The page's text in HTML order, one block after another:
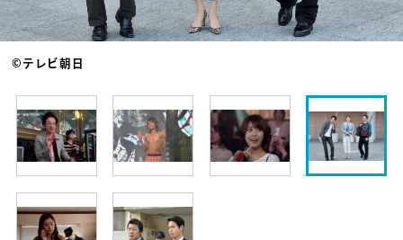
©テレビ朝日